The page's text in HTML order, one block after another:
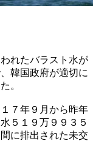
れたバラスト水が
韓国政府が適切に
。
７年９月から昨年
５１９万９９３５
に排出された未交